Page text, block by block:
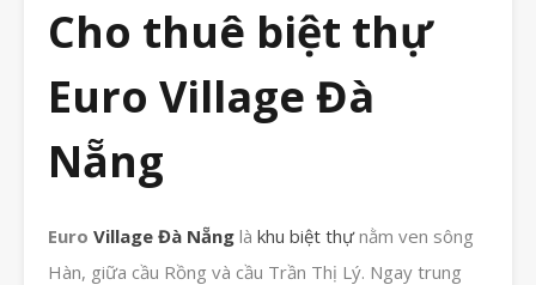
Cho thuê biệt thự
Euro Village Đà
Nẵng
Euro Village Đà Nẵng là khu biệt thựnằm ven sông
Hàn, giữa cầu Rồng và cầu Trần Thị Lý. Ngay trung